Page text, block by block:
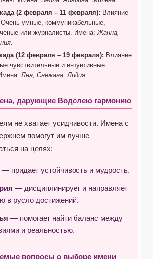
(2 февраля – 11 февраля): Влияние
умные, коммуникабельные,
или журналисты. Имена:Жанна,
(12 февраля – 19 февраля): Влияние
чувствительные и интуитивные
Яна, Снежана, Лидия.
дарующие Водолею гармонию
не хватает усидчивости. Имена с
помогут им лучше
на целях:
— придает устойчивость и мудрость.
— дисциплинирует и направляет
в русло достижений.
— помогает найти баланс между
и реальностью.
вопросы о выборе имени